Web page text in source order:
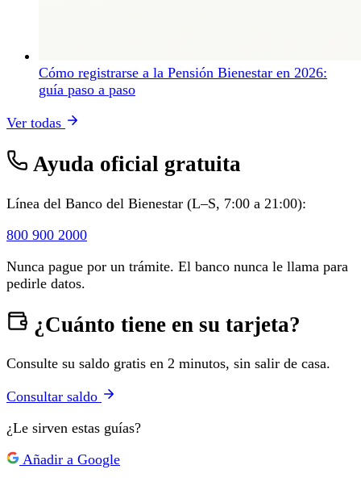
Cómo registrarse a la Pensión Bienestar en 2026:
guía paso a paso
Ver todas
Ayuda oficial gratuita
Línea del Banco del Bienestar (L–S, 7:00 a 21:00):
800 900 2000
Nunca pague por un trámite. El banco nunca le llama para
pedirle datos.
¿Cuánto tiene en su tarjeta?
Consulte su saldo gratis en 2 minutos, sin salir de casa.
Consultar saldo
¿Le sirven estas guías?
Añadir a Google